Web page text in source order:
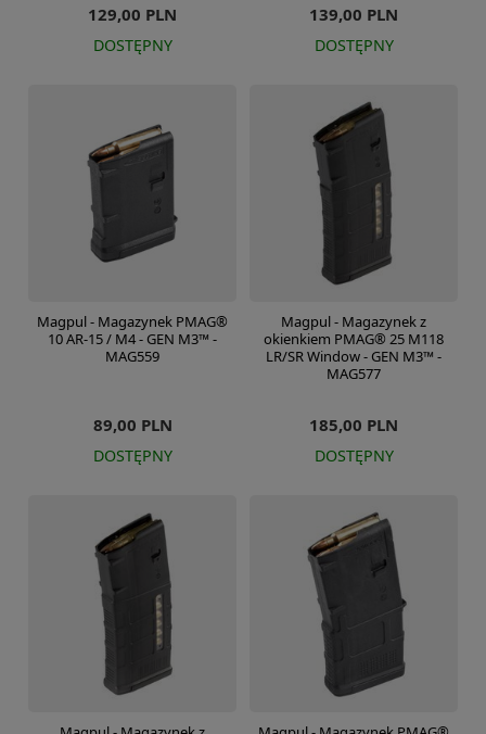
129,00 PLN
DOSTĘPNY
139,00 PLN
DOSTĘPNY
Magpul - Magazynek PMAG®
10 AR-15 / M4 - GEN M3™ -
MAG559
89,00 PLN
DOSTĘPNY
Magpul - Magazynek z
okienkiem PMAG® 25 M118
LR/SR Window - GEN M3™ -
MAG577
185,00 PLN
DOSTĘPNY